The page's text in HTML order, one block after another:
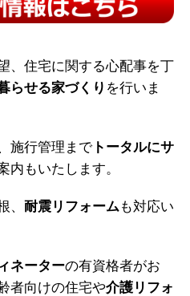
、住宅に関する心配事を丁
らせる家づくり を行いま
施行管理までトータルにサ
内もいたします。
、 耐震リフォーム も対応い
ネーターの有資格者がお
者向けの住宅や介護リフォ